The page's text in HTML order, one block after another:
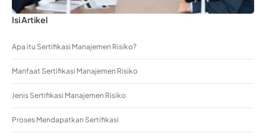
Isi Artikel
Apa itu Sertifikasi Manajemen Risiko?
Manfaat Sertifikasi Manajemen Risiko
Jenis Sertifikasi Manajemen Risiko
Proses Mendapatkan Sertifikasi